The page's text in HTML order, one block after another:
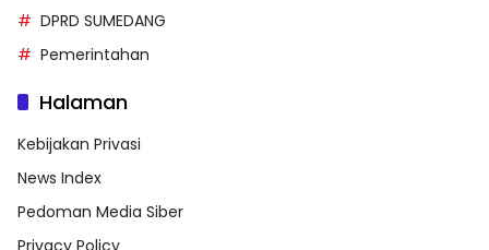
DPRD SUMEDANG
Pemerintahan
Halaman
Kebijakan Privasi
News Index
Pedoman Media Siber